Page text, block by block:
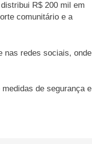
R$ 200 mil em
comunitário e a
nas redes sociais, onde
de segurança e